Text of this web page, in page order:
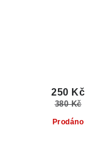
Prodáno
250 Kč
380 Kč